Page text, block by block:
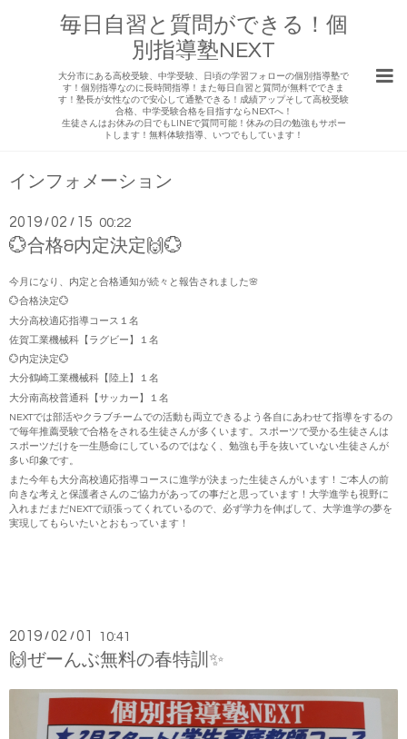
毎日自習と質問ができる！個
別指導塾NEXT
大分市にある高校受験、中学受験、日頃の学習フォローの個別指導塾で
す！個別指導なのに長時間指導！また毎日自習と質問が無料でできま
す！塾長が女性なので安心して通塾できる！成績アップそして高校受験
合格、中学受験合格を目指すならNEXTへ！
生徒さんはお休みの日でもLINEで質問可能！休みの日の勉強もサポー
トします！無料体験指導、いつでもしています！
インフォメーション
2019 /02 / 15 00:22
💮合格&内定決定🙌💮
今月になり、内定と合格通知が続々と報告されました🌸
💮合格決定💮
大分高校適応指導コース１名
佐賀工業機械科【ラグビー】１名
💮内定決定💮
大分鶴崎工業機械科【陸上】１名
大分南高校普通科【サッカー】１名
NEXTでは部活やクラブチームでの活動も両立できるよう各自にあわせて指導をするの
で毎年推薦受験で合格をされる生徒さんが多くいます。スポーツで受かる生徒さんは
スポーツだけを一生懸命にしているのではなく、勉強も手を抜いていない生徒さんが
多い印象です。
また今年も大分高校適応指導コースに進学が決まった生徒さんがいます！ご本人の前
向きな考えと保護者さんのご協力があっての事だと思っています！大学進学も視野に
入れまだまだNEXTで頑張ってくれているので、必ず学力を伸ばして、大学進学の夢を
実現してもらいたいとおもっています！
2019 /02 /01 10:41
🙌ぜーんぶ無料の春特訓✨